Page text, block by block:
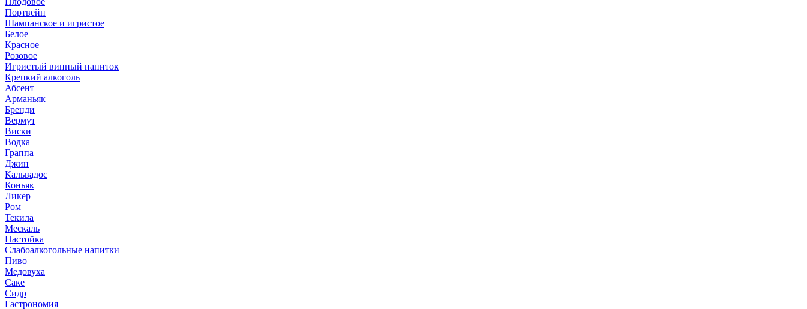
Портвейн
Шампанское и игристое
Белое
Красное
Розовое
Игристый винный напиток
Крепкий алкоголь
Абсент
Арманьяк
Бренди
Вермут
Виски
Водка
Граппа
Джин
Кальвадос
Коньяк
Ликер
Ром
Текила
Мескаль
Настойка
Слабоалкогольные напитки
Пиво
Медовуха
Саке
Сидр
Гастрономия